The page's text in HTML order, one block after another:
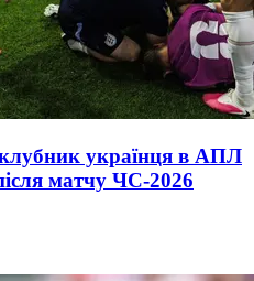
українця в АПЛ
матчу ЧС-2026